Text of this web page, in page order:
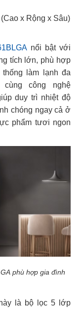
x Rộng x Sâu)
nổi bật với
tích lớn, phù hợp
làm lạnh đa
công nghệ
duy trì nhiệt độ
chóng ngay cả ở
phẩm tươi ngon
phù hợp gia đình
là bộ lọc 5 lớp